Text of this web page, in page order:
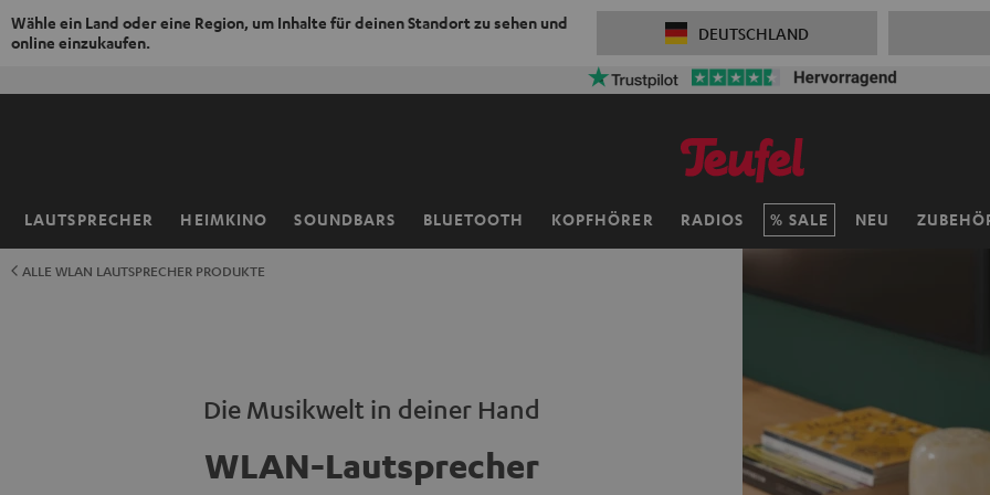
Wähle ein Land oder eine Region, um Inhalte für deinen Standort zu sehen und
online einzukaufen.
DEUTSCHLAND
LAUTSPRECHER HEIMKINO SOUNDBARS BLUETOOTH KOPFHÖRER RADIOS SALE NEU
Startseite
ALLE WLAN LAUTSPRECHER PRODUKTE
Die Musikwelt in deiner Hand
WLAN-Lautsprecher